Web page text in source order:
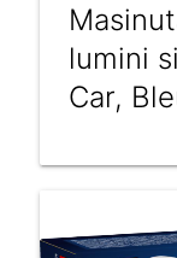
lumini
Car,